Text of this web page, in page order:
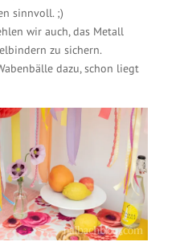
sinnvoll. ;)
wir auch, das Metall
zu sichern.
dazu, schon liegt